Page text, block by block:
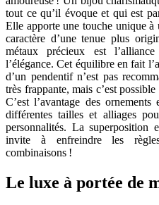
tout ce qu’il évoque et qui est
Elle apporte une touche unique à
caractère d’une tenue plus
métaux précieux est
l’élégance. Cet équilibre en fait
d’un pendentif n’est pas
très frappante, mais c’est
C’est l’avantage des
différentes tailles et alliages
personnalités. La superposition
invite à enfreindre les
combinaisons !
Le luxe à portée de